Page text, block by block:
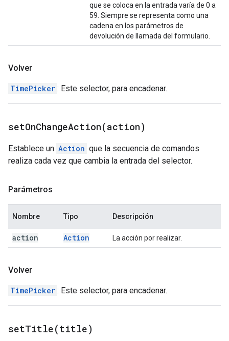
que se coloca en la entrada varía de 0 a
59. Siempre se representa como una
cadena en los parámetros de
devolución de llamada del formulario.
Volver
TimePicker : Este selector, para encadenar.
setOnChangeAction(action)
Establece un Action que la secuencia de comandos
realiza cada vez que cambia la entrada del selector.
Parámetros
Nombre Tipo Descripción
action Action La acción por realizar.
Volver
TimePicker : Este selector, para encadenar.
setTitle(title)